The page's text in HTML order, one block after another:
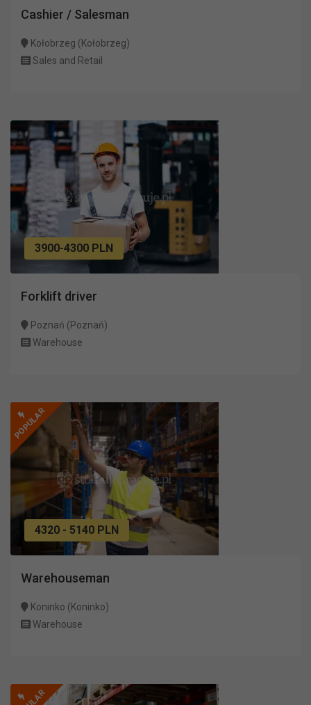
Cashier / Salesman
Kołobrzeg (Kołobrzeg)
Sales and Retail
3900-4300 PLN
Forklift driver
Poznań (Poznań)
Warehouse
POPULAR
4320 - 5140 PLN
Warehouseman
Koninko (Koninko)
Warehouse